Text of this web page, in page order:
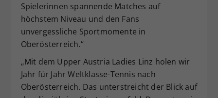
Spielerinnen spannende Matches auf
höchstem Niveau und den Fans
unvergessliche Sportmomente in
Oberösterreich.“
„Mit dem Upper Austria Ladies Linz holen wir
Jahr für Jahr Weltklasse-Tennis nach
Oberösterreich. Das unterstreicht der Blick auf